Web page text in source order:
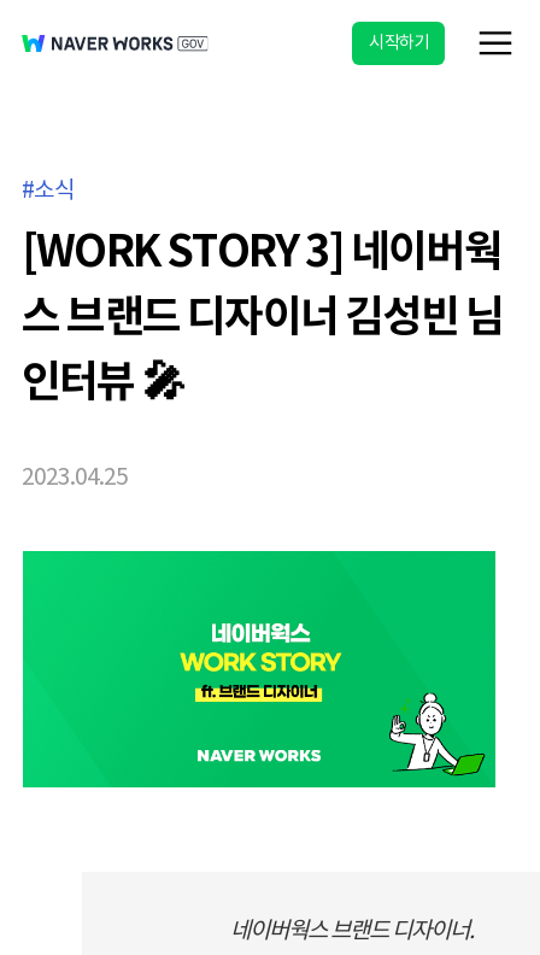
시작하기
소식
[WORK STORY 3] 네이버웍
스 브랜드 디자이너 김성빈 님
인터뷰 🎤
2023.04.25
네이버웍스 브랜드 디자이너.